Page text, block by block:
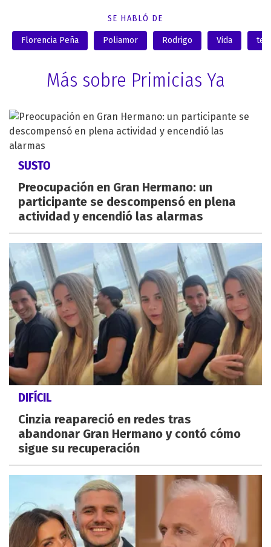
SE HABLÓ DE
Florencia Peña Poliamor Rodrigo Vida
Más sobre Primicias Ya
SUSTO
Preocupación en Gran Hermano: un
participante se descompensó en plena
actividad y encendió las alarmas
DIFÍCIL
Cinzia reapareció en redes tras
abandonar Gran Hermano y contó cómo
sigue su recuperación